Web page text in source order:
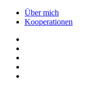
Über mich
Kooperationen